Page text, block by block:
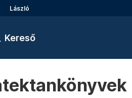
László
Kereső